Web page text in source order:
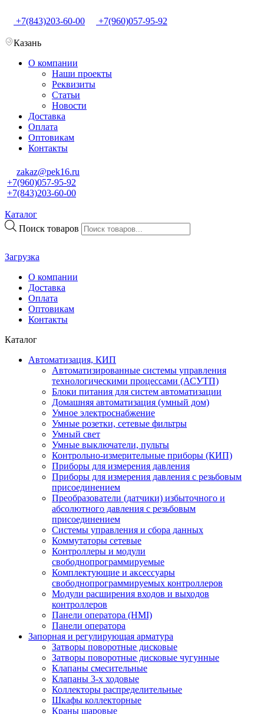
+7(843)203-60-00 +7(960)057-95-92
Казань
О компании
Наши проекты
Реквизиты
Статьи
Новости
Доставка
Оплата
Оптовикам
Контакты
zakaz@pek16.ru
+7(960)057-95-92
+7(843)203-60-00
Каталог
Поиск товаров
Загрузка
О компании
Доставка
Оплата
Оптовикам
Контакты
Каталог
Автоматизация, КИП
Автоматизированные системы управления
технологическими процессами (АСУТП)
Блоки питания для систем автоматизации
Домашняя автоматизация (умный дом)
Умное электроснабжение
Умные розетки, сетевые фильтры
Умный свет
Умные выключатели, пульты
Контрольно-измерительные приборы (КИП)
Приборы для измерения давления
Приборы для измерения давления с резьбовым
присоединением
Преобразователи (датчики) избыточного и
абсолютного давления с резьбовым
присоединением
Системы управления и сбора данных
Коммутаторы сетевые
Контроллеры и модули
свободнопрограммируемые
Комплектующие и аксессуары
свободнопрограммируемых контроллеров
Модули расширения входов и выходов
контроллеров
Панели оператора (HMI)
Панели оператора
Запорная и регулирующая арматура
Затворы поворотные дисковые
Затворы поворотные дисковые чугунные
Клапаны смесительные
Клапаны 3-х ходовые
Коллекторы распределительные
Шкафы коллекторные
Краны шаровые